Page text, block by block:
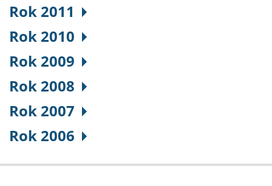
Rok 2011
Rok 2010
Rok 2009
Rok 2008
Rok 2007
Rok 2006